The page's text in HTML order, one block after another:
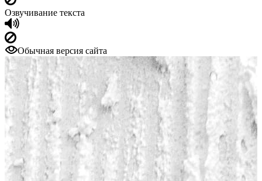
Озвучивание текста
Обычная версия сайта